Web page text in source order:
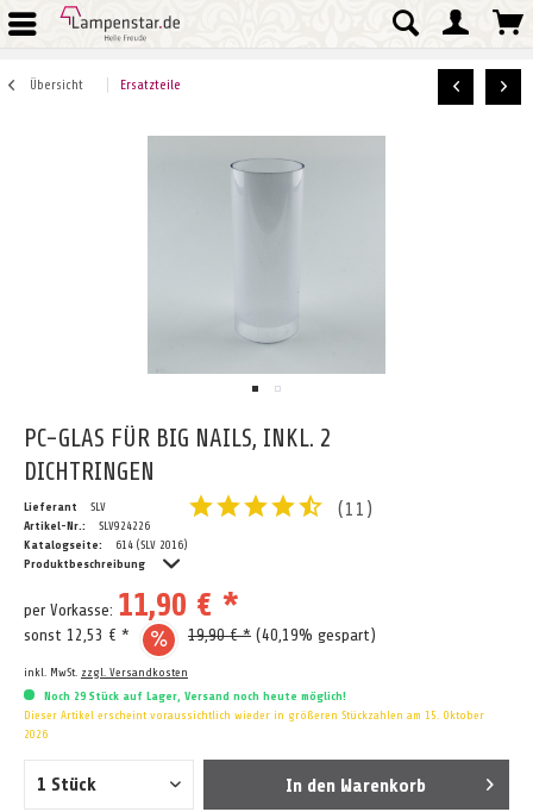
Übersicht Ersatzteile
PC-GLAS FÜR BIG NAILS, INKL. 2
DICHTRINGEN
Lieferant
SLV
Artikel-Nr.:
SLV924226
Katalogseite:
614 (SLV 2016)
Produktbeschreibung
(11 )
per Vorkasse: 11,90 € *
sonst 12,53 € * 19,90 € * (40,19% gespart)
inkl. MwSt. zzgl. Versandkosten
Noch 29 Stück auf Lager, Versand noch heute möglich!
Dieser Artikel erscheint voraussichtlich wieder in größeren Stückzahlen am 15. Oktober
2026
In den Warenkorb